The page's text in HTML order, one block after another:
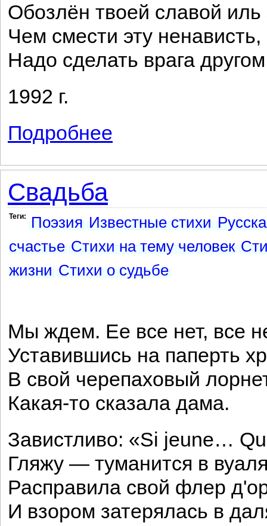
Обозлён твоей славой иль
Чем смести эту ненависть,
Надо сделать врага
1992 г.
Подробнее
Свадьба
Теги: Поэзия Известные стихи
счастье Стихи на тему человек
жизни Стихи о судьбе
Мы ждем. Ее все нет, все
Уставившись на паперть
В свой черепаховый
Какая-то сказала дама.
Завистливо: «Si jeune…
Гляжу — туманится в
Расправила свой флер
И взором затерялась в